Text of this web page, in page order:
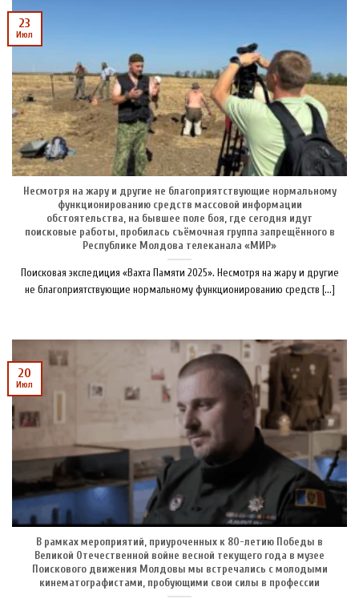
Несмотря на жару и другие не благоприятствующие нормальному
функционированию средств массовой информации
обстоятельства, на бывшее поле боя, где сегодня идут
поисковые работы, пробилась съёмочная группа запрещённого в
Республике Молдова телеканала «МИР»
Поисковая экспедиция «Вахта Памяти 2025». Несмотря на жару и другие
не благоприятствующие нормальному функционированию средств [...]
23
Июл
В рамках мероприятий, приуроченных к 80-летию Победы в
Великой Отечественной войне весной текущего года в музее
Поискового движения Молдовы мы встречались с молодыми
кинематографистами, пробующими свои силы в профессии
20
Июл